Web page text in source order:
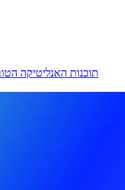
10 תוכנות האנליטיקה